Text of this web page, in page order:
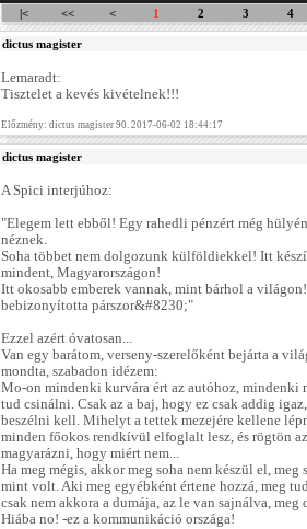
|<
<< < 1 2 3 4
dictus magister
Lemaradt:
Tisztelet a kevés kivételnek!!!
Előzmény: dictus magister 90. 2017-06-02 18:44:17
dictus magister
A Spici interjúhoz:
"Elegem lett ebből! Egy rahedli pénzért még
néznek.
Soha többet nem dolgozunk külföldiekkel! Itt
mindent, Magyarországon!
Itt okosabb emberek vannak, mint bárhol a
bebizonyította párszor&#8230;"
Ezzel azért óvatosan...
Van egy barátom, verseny-szerelőként bejárta a
mondta, szabadon idézem:
Mo-on mindenki kurvára ért az autóhoz, mindenki
tud csinálni. Csak az a baj, hogy ez csak addig
beszélni kell. Mihelyt a tettek mezejére kellene
minden főokos rendkívül elfoglalt lesz, és rögtön
magyarázni, hogy miért nem...
Ha meg mégis, akkor meg soha nem készül el,
mint volt. Aki meg egyébként értene hozzá, meg
csak nem akkora a dumája, az le van sajnálva, meg
Hiába no! -ez a kommunikáció országa!